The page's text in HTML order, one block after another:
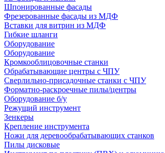
Шпонированные фасады
Фрезерованные фасады из МДФ
Вставки для витрин из МДФ
Гибкие шланги
Оборудование
Оборудование
Кромкооблицовочные станки
Обрабатывающие центры с ЧПУ
Сверлильно-присадочные станки с ЧПУ
Форматно-раскроечные пилы/центры
Оборудование б/у
Режущий инструмент
Зенкеры
Крепление инструмента
Ножи для деревообрабатывающих станков
Пилы дисковые